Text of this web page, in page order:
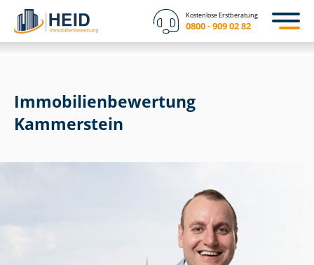
Kostenlose Erstberatung
0800 - 909 02 82
Immobilien­bewertung
Kammerstein